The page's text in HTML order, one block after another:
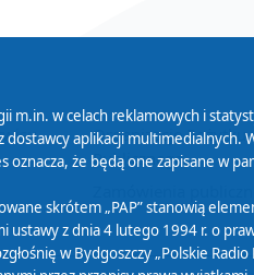
Organizacje Pożytku
Publicznego
m.in. w celach reklamowych i
aplikacji
że będą one zapisane w
skrótem „PAP” stanowią
ustawy z dnia 4 lutego 1994 r. o
w Bydgoszczy „Polskie